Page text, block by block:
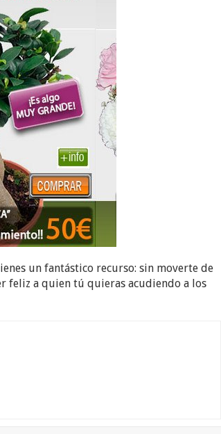
un fantástico recurso: sin moverte de
feliz a quien tú quieras acudiendo a los